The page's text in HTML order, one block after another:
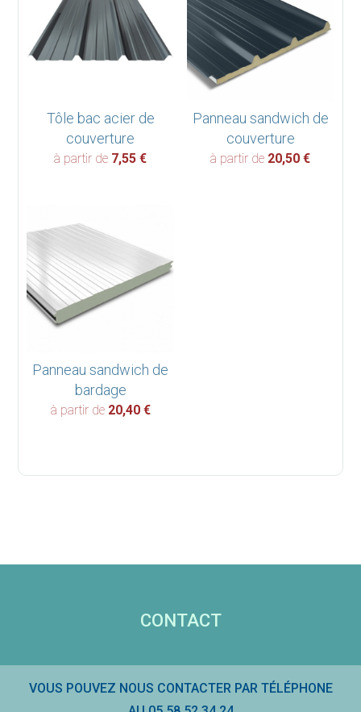
Tôle bac acier de
couverture
à partir de 7,55€
Panneau sandwich de
couverture
à partir de 20,50€
Panneau sandwich de
bardage
à partir de 20,40 €
CONTACT
VOUS POUVEZ NOUS CONTACTER PAR TÉLÉPHONE